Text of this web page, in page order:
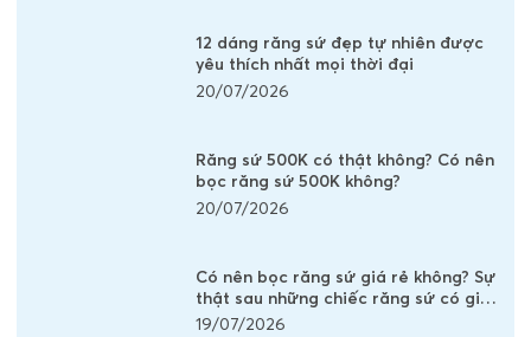
12 dáng răng sứ đẹp tự nhiên được
yêu thích nhất mọi thời đại
20/07/2026
Răng sứ 500K có thật không? Có nên
bọc răng sứ 500K không?
20/07/2026
Có nên bọc răng sứ giá rẻ không? Sự
thật sau những chiếc răng sứ có giá
vài trăm nghìn
19/07/2026